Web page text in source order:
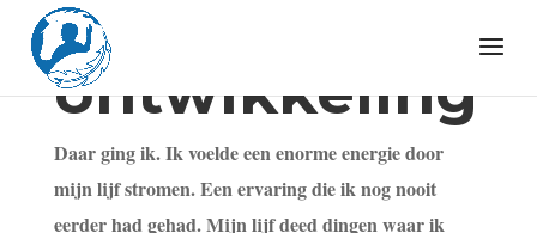
persoonlijke
ontwikkeling
Daar ging ik. Ik voelde een enorme energie door
mijn lijf stromen. Een ervaring die ik nog nooit
eerder had gehad. Mijn lijf deed dingen waar ik